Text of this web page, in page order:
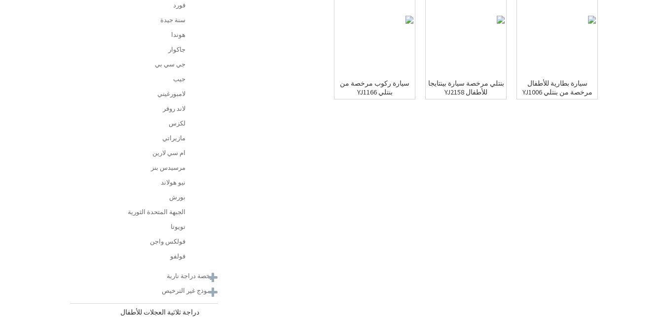
فورد
سنة جيدة
هوندا
جاكوار
جي سي بي
جيب
لامبورغيني
لاند روفر
لكزس
مازيراتي
ام سي لارين
مرسيدس بنز
نيو هولاند
بورش
الجبهة المتحدة الثورية
تويوتا
فولكس واجن
فولفو
رخصة دراجة نارية
نموذج غير الترخيص
دراجة ثلاثية العجلات للأطفال
سيارة بطارية للأطفال
مرخصة من بنتلي YJ1006
بنتلي مرخصة سيارة بينتايجا
للأطفال YJ2158
سيارة ركوب مرخصة من
بنتلي YJ1166